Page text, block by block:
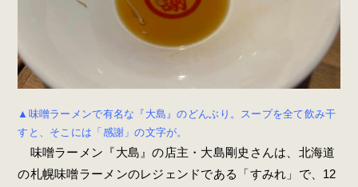
▲味噌ラーメンで有名な『大島』のどんぶり。スープを全て飲み干
すと、そこには「感謝」の文字が。
味噌ラーメン『大島』の店主・大島剛史さんは、北海道
の札幌味噌ラーメンのレジェンドである「すみれ」で、12